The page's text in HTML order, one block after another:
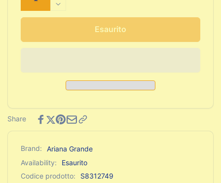
quantità
per
God
Woman
50
ml
Diminuisci
quantità
Profumo
EDP
God
A
Woman
50
Esaurito
Share
Brand:
Ariana Grande
Availability:
Esaurito
Codice prodotto:
S8312749